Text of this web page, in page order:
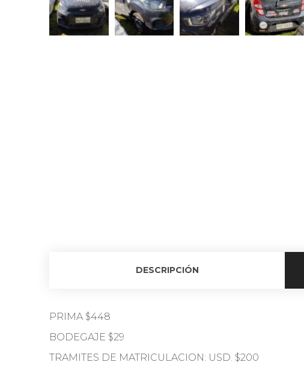
DESCRIPCIÓN
PRIMA $448
BODEGAJE $29
TRAMITES DE MATRICULACION: USD. $200